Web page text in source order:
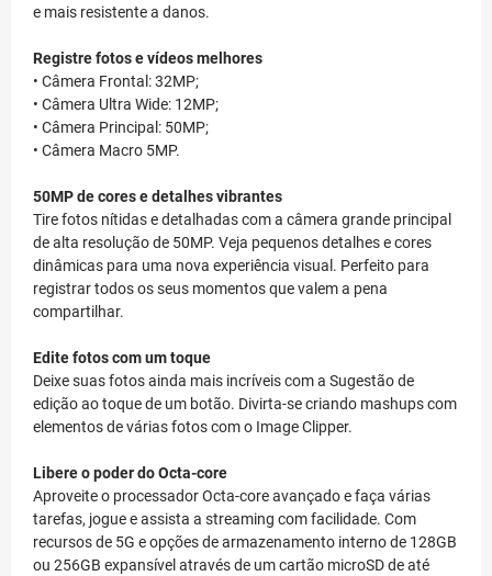
e mais resistente a danos.
Registre fotos e vídeos melhores
• Câmera Frontal: 32MP;
• Câmera Ultra Wide: 12MP;
• Câmera Principal: 50MP;
• Câmera Macro 5MP.
50MP de cores e detalhes vibrantes
Tire fotos nítidas e detalhadas com a câmera grande principal
de alta resolução de 50MP. Veja pequenos detalhes e cores
dinâmicas para uma nova experiência visual. Perfeito para
registrar todos os seus momentos que valem a pena
compartilhar.
Edite fotos com um toque
Deixe suas fotos ainda mais incríveis com a Sugestão de
edição ao toque de um botão. Divirta-se criando mashups com
elementos de várias fotos com o Image Clipper.
Libere o poder do Octa-core
Aproveite o processador Octa-core avançado e faça várias
tarefas, jogue e assista a streaming com facilidade. Com
recursos de 5G e opções de armazenamento interno de 128GB
ou 256GB expansível através de um cartão microSD de até